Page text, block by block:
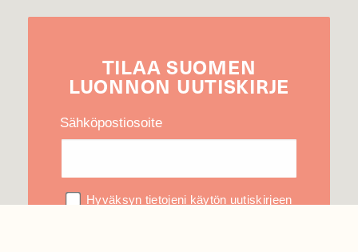
TILAA SUOMEN
LUONNON UUTIS­KIRJE
Sähköpostiosoite
Hyväksyn tietojeni käytön uutiskirjeen